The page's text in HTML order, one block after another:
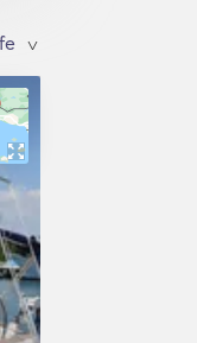
>